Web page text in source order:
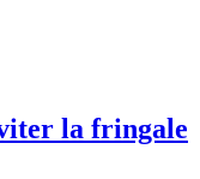
la fringale